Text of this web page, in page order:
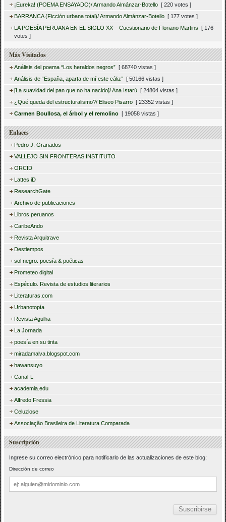
¡Eureka! (POEMA ENSAYADO)/ Armando Almánzar-Botello [ 220 votes ]
BARRANCA (Ficción urbana total)/ Armando Almánzar-Botello [ 177 votes ]
LA POESÍA PERUANA EN EL SIGLO XX – Cuestionario de Floriano Martins
[ 176
votes ]
Más Visitados
Análisis del poema “Los heraldos negros” [ 68740 vistas ]
Análisis de “España, aparta de mí este cáliz” [ 50166 vistas ]
[La suavidad del pan que no ha nacido]/ Ana Istarú [ 24804 vistas ]
¿Qué queda del estructuralismo?/ Eliseo Pisarro [ 23352 vistas ]
Carmen Boullosa, el árbol y el remolino [ 19058 vistas ]
Enlaces
Pedro J. Granados
VALLEJO SIN FRONTERAS INSTITUTO
ORCID
Lattes iD
ResearchGate
Archivo de publicaciones
Libros peruanos
CaribeAndo
Revista Arquitrave
Destiempos
sol negro. poesía & poéticas
Prometeo digital
Espéculo. Revista de estudios literarios
Literaturas.com
Urbanotopía
Revista Agulha
La Jornada
poesía en su tinta
miradamalva.blogspot.com
hawansuyo
Canal-L
academia.edu
Alfredo Fressia
Celuzlose
Associação Brasileira de Literatura Comparada
Suscripción
Ingrese su correo electrónico para notificarlo de las actualizaciones de este blog:
Dirección de correo
Dirección
de
correo